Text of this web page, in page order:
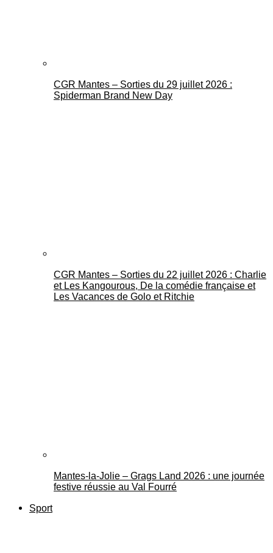
CGR Mantes – Sorties du 29 juillet 2026 :
Spiderman Brand New Day
CGR Mantes – Sorties du 22 juillet 2026 : Charlie
et Les Kangourous, De la comédie française et
Les Vacances de Golo et Ritchie
Mantes-la-Jolie – Grags Land 2026 : une journée
festive réussie au Val Fourré
Sport